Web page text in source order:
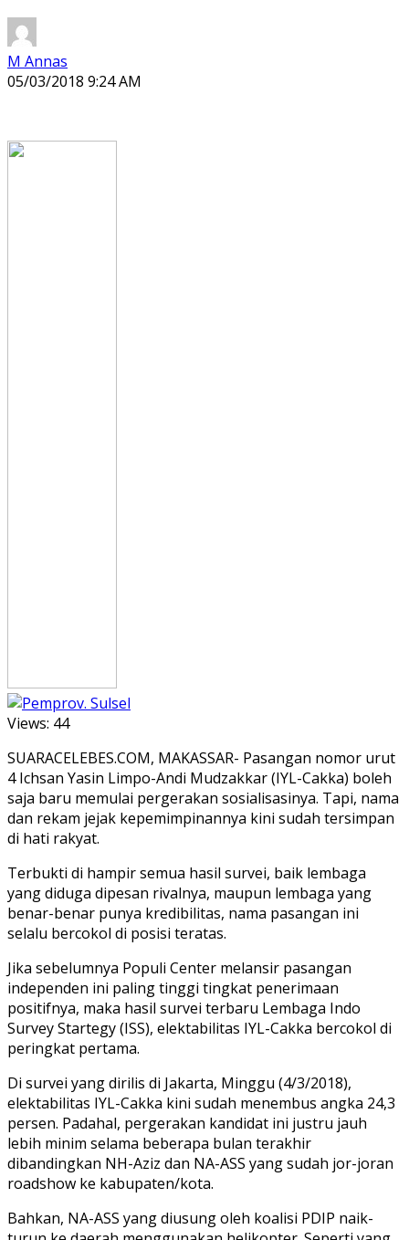
M Annas
05/03/2018 9:24 AM
Views: 44
SUARACELEBES.COM, MAKASSAR- Pasangan nomor urut
4 Ichsan Yasin Limpo-Andi Mudzakkar (IYL-Cakka) boleh
saja baru memulai pergerakan sosialisasinya. Tapi, nama
dan rekam jejak kepemimpinannya kini sudah tersimpan
di hati rakyat.
Terbukti di hampir semua hasil survei, baik lembaga
yang diduga dipesan rivalnya, maupun lembaga yang
benar-benar punya kredibilitas, nama pasangan ini
selalu bercokol di posisi teratas.
Jika sebelumnya Populi Center melansir pasangan
independen ini paling tinggi tingkat penerimaan
positifnya, maka hasil survei terbaru Lembaga Indo
Survey Startegy (ISS), elektabilitas IYL-Cakka bercokol di
peringkat pertama.
Di survei yang dirilis di Jakarta, Minggu (4/3/2018),
elektabilitas IYL-Cakka kini sudah menembus angka 24,3
persen. Padahal, pergerakan kandidat ini justru jauh
lebih minim selama beberapa bulan terakhir
dibandingkan NH-Aziz dan NA-ASS yang sudah jor-joran
roadshow ke kabupaten/kota.
Bahkan, NA-ASS yang diusung oleh koalisi PDIP naik-